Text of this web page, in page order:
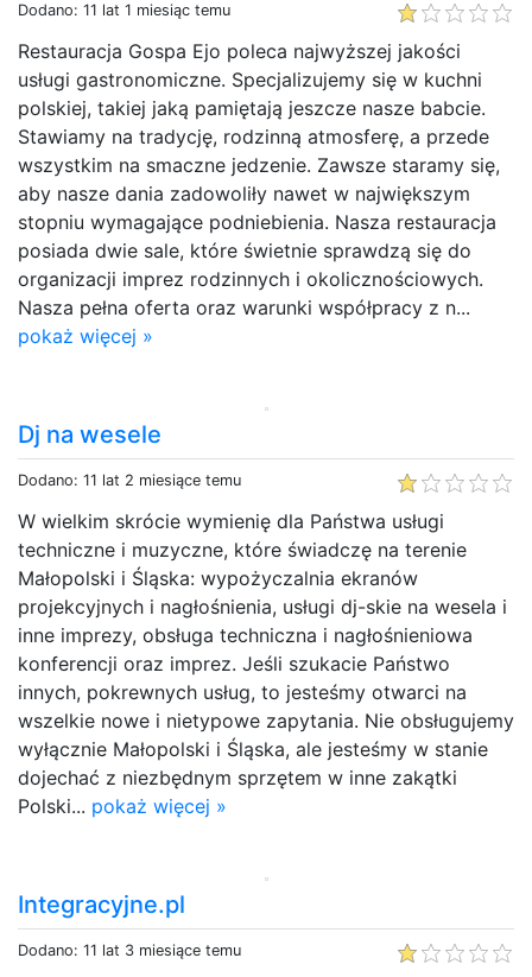
Dodano: 11 lat 1 miesiąc temu
Restauracja Gospa Ejo poleca najwyższej jakości
usługi gastronomiczne. Specjalizujemy się w kuchni
polskiej, takiej jaką pamiętają jeszcze nasze babcie.
Stawiamy na tradycję, rodzinną atmosferę, a przede
wszystkim na smaczne jedzenie. Zawsze staramy się,
aby nasze dania zadowoliły nawet w największym
stopniu wymagające podniebienia. Nasza restauracja
posiada dwie sale, które świetnie sprawdzą się do
organizacji imprez rodzinnych i okolicznościowych.
Nasza pełna oferta oraz warunki współpracy z n...
pokaż więcej »
Dj na wesele
Dodano: 11 lat 2 miesiące temu
W wielkim skrócie wymienię dla Państwa usługi
techniczne i muzyczne, które świadczę na terenie
Małopolski i Śląska: wypożyczalnia ekranów
projekcyjnych i nagłośnienia, usługi dj-skie na wesela i
inne imprezy, obsługa techniczna i nagłośnieniowa
konferencji oraz imprez. Jeśli szukacie Państwo
innych, pokrewnych usług, to jesteśmy otwarci na
wszelkie nowe i nietypowe zapytania. Nie obsługujemy
wyłącznie Małopolski i Śląska, ale jesteśmy w stanie
dojechać z niezbędnym sprzętem w inne zakątki
Polski... pokaż więcej »
Integracyjne.pl
Dodano: 11 lat 3 miesiące temu